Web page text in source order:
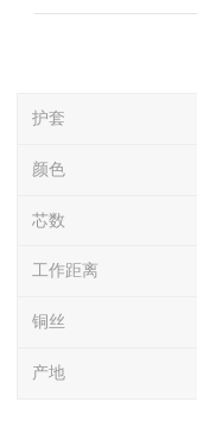
护套
颜色
芯数
工作距离
铜丝
产地